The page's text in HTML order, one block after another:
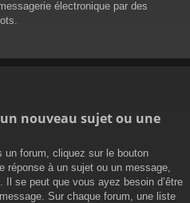
électronique par des
nouveau sujet ou une
un forum, cliquez sur le bouton
réponse à un sujet ou un message,
se peut que vous ayez besoin d’être
Sur chaque forum, une liste